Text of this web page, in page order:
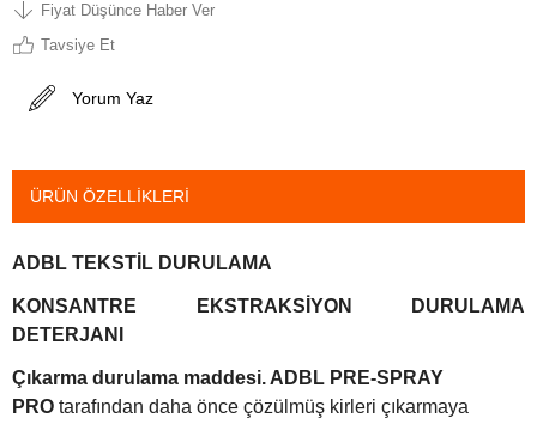
Fiyat Düşünce Haber Ver
Tavsiye Et
Yorum Yaz
ÜRÜN ÖZELLIKLERI
ADBL TEKSTİL DURULAMA
KONSANTRE EKSTRAKSİYON DURULAMA
DETERJANI
Çıkarma durulama maddesi. ADBL PRE-SPRAY
PRO tarafından daha önce çözülmüş kirleri çıkarmaya